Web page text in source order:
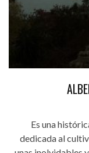
Es una
dedicada al